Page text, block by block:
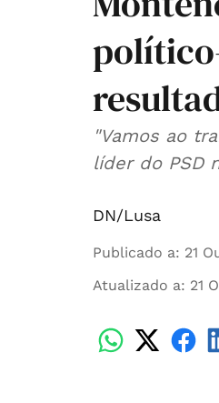
"Vamos ao
líder do PSD
DN/Lusa
Publicado a: 21
Atualizado a: 21